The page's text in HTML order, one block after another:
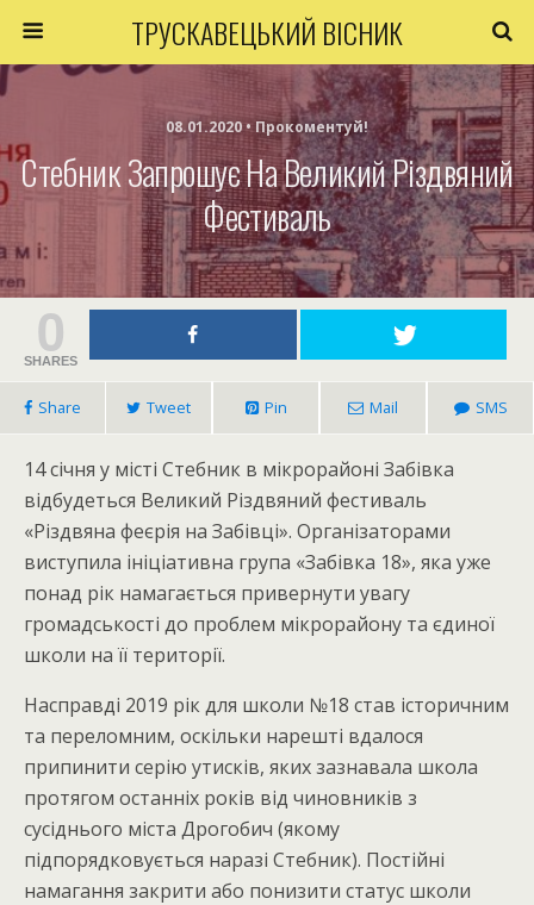
ТРУСКАВЕЦЬКИЙ ВІСНИК
08.01.2020 • Прокоментуй!
Стебник Запрошує На Великий Різдвяний
Фестиваль
0
SHARES
Share Tweet Pin Mail SMS
14 січня у місті Стебник в мікрорайоні Забівка
відбудеться Великий Різдвяний фестиваль
«Різдвяна феєрія на Забівці». Організаторами
виступила ініціативна група «Забівка 18», яка уже
понад рік намагається привернути увагу
громадськості до проблем мікрорайону та єдиної
школи на її території.
Насправді 2019 рік для школи №18 став історичним
та переломним, оскільки нарешті вдалося
припинити серію утисків, яких зазнавала школа
протягом останніх років від чиновників з
сусіднього міста Дрогобич (якому
підпорядковується наразі Стебник). Постійні
намагання закрити або понизити статус школи